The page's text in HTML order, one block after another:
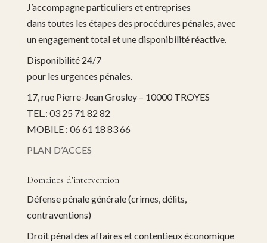
J’accompagne particuliers et entreprises
dans toutes les étapes des procédures pénales, avec
un engagement total et une disponibilité réactive.
Disponibilité 24/7
pour les urgences pénales.
17, rue Pierre-Jean Grosley – 10000 TROYES
TEL.: 03 25 71 82 82
MOBILE : 06 61 18 83 66
PLAN D’ACCES
Domaines d’intervention
Défense pénale générale (crimes, délits,
contraventions)
Droit pénal des affaires et contentieux économique